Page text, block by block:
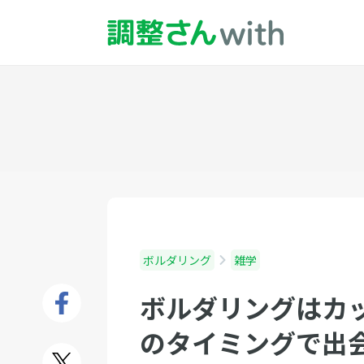
ボルダリング 雑学
ボルダリングはカ
のタイミングで出